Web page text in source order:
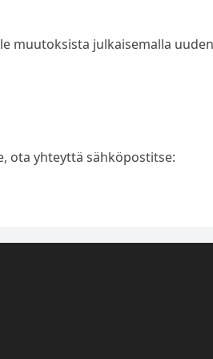
muutoksista julkaisemalla uuden
ota yhteyttä sähköpostitse: